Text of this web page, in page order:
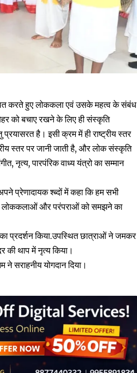
करते हुए लोककला एवं उसके महत्व के संबंध
को बचाए रखने के लिए ही संस्कृति
है। इसी क्रम में ही राष्ट्रीय स्तर
स्तर पर जानी जाती है, और लोक संस्कृति
नृत्य, पारपंरिक वाध्य यंत्रो का सम्मान
प्रेणादायक श्ब्दों में कहा कि हम सभी
लोककलाओं और परंपराओं को समझने का
प्रदर्शन किया.उपस्थित छात्राओं ने जमकर
की थाप में नृत्य किया।
सराहनीय योगदान दिया।